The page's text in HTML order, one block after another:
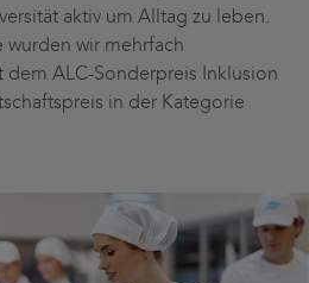
aktiv um Alltag zu leben.
wurden wir mehrfach
dem ALC-Sonderpreis Inklusion
in der Kategorie